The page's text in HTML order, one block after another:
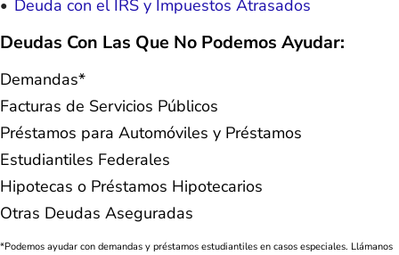
Deuda con el IRS y Impuestos Atrasados
Deudas Con Las Que No Podemos Ayudar:
Demandas*
Facturas de Servicios Públicos
Préstamos para Automóviles y Préstamos
Estudiantiles Federales
Hipotecas o Préstamos Hipotecarios
Otras Deudas Aseguradas
*Podemos ayudar con demandas y préstamos estudiantiles en casos especiales. Llámanos